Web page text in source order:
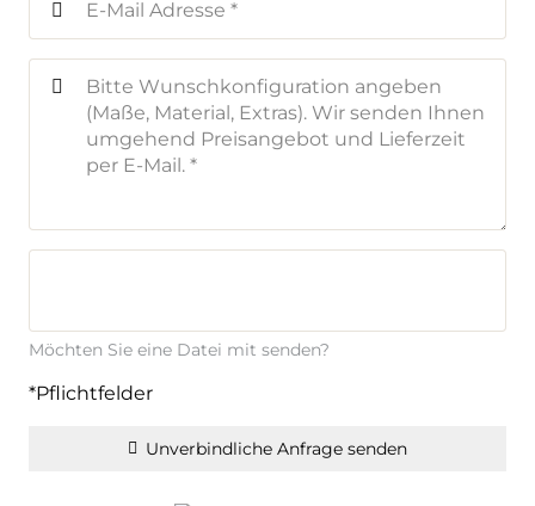
Möchten Sie eine Datei mit senden?
*Pflichtfelder
Unverbindliche Anfrage senden